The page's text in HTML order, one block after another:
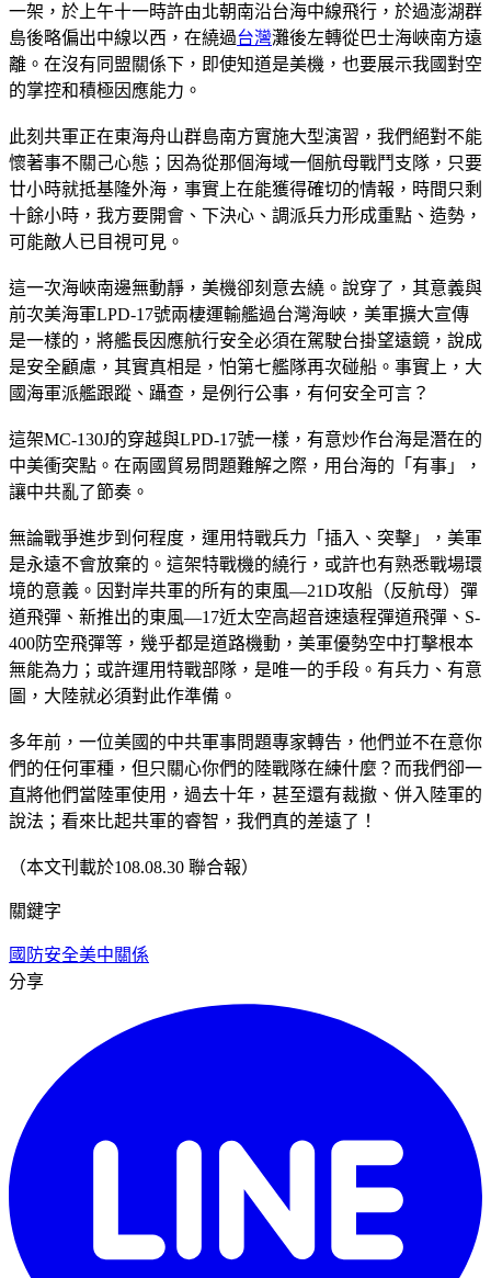
一架，於上午十一時許由北朝南沿台海中線飛行，於過澎湖群
島後略偏出中線以西，在繞過台灣灘後左轉從巴士海峽南方遠
離。在沒有同盟關係下，即使知道是美機，也要展示我國對空
的掌控和積極因應能力。
此刻共軍正在東海舟山群島南方實施大型演習，我們絕對不能
懷著事不關己心態；因為從那個海域一個航母戰鬥支隊，只要
廿小時就抵基隆外海，事實上在能獲得確切的情報，時間只剩
十餘小時，我方要開會、下決心、調派兵力形成重點、造勢，
可能敵人已目視可見。
這一次海峽南邊無動靜，美機卻刻意去繞。說穿了，其意義與
前次美海軍LPD-17號兩棲運輸艦過台灣海峽，美軍擴大宣傳
是一樣的，將艦長因應航行安全必須在駕駛台掛望遠鏡，說成
是安全顧慮，其實真相是，怕第七艦隊再次碰船。事實上，大
國海軍派艦跟蹤、躡查，是例行公事，有何安全可言？
這架MC-130J的穿越與LPD-17號一樣，有意炒作台海是潛在的
中美衝突點。在兩國貿易問題難解之際，用台海的「有事」，
讓中共亂了節奏。
無論戰爭進步到何程度，運用特戰兵力「插入、突擊」，美軍
是永遠不會放棄的。這架特戰機的繞行，或許也有熟悉戰場環
境的意義。因對岸共軍的所有的東風—21D攻船（反航母）彈
道飛彈、新推出的東風—17近太空高超音速遠程彈道飛彈、S-
400防空飛彈等，幾乎都是道路機動，美軍優勢空中打擊根本
無能為力；或許運用特戰部隊，是唯一的手段。有兵力、有意
圖，大陸就必須對此作準備。
多年前，一位美國的中共軍事問題專家轉告，他們並不在意你
們的任何軍種，但只關心你們的陸戰隊在練什麼？而我們卻一
直將他們當陸軍使用，過去十年，甚至還有裁撤、併入陸軍的
說法；看來比起共軍的睿智，我們真的差遠了！
（本文刊載於108.08.30 聯合報）
關鍵字
國防安全美中關係
分享